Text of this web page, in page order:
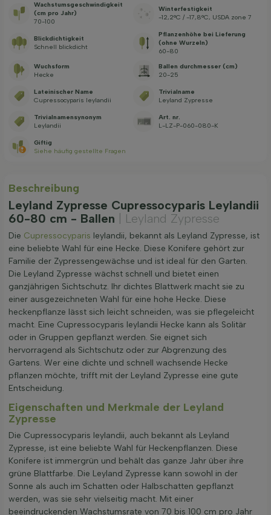
Wachstums­geschwindig­keit
(cm pro Jahr)
70-100
Winterfestigkeit
-12,2°C / -17,8°C, USDA zone 7
Blickdichtigkeit
Schnell blickdicht
Pflanzenhöhe bei Lieferung
(ohne Wurzeln)
60-80
Wuchsform
Hecke
Ballen durchmesser (cm)
20-25
Lateinischer Name
Cupressocyparis leylandii
Trivialname
Leyland Zypresse
Trivialnamensynonym
Leylandii
Art. nr.
L-LZ-P-060-080-K
Giftig
Siehe häufig gestellte Fragen
Beschreibung
Leyland Zypresse Cupressocyparis Leylandii
60-80 cm - Ballen
| Leyland Zypresse
Die Cupressocyparis leylandii, bekannt als Leyland Zypresse, ist
eine beliebte Wahl für eine Hecke. Diese Konifere gehört zur
Familie der Zypressengewächse und ist ideal für den Garten.
Die Leyland Zypresse wächst schnell und bietet einen
ganzjährigen Sichtschutz. Ihr dichtes Blattwerk macht sie zu
einer ausgezeichneten Wahl für eine hohe Hecke. Diese
heckenpflanze lässt sich leicht schneiden, was sie pflegeleicht
macht. Eine Cupressocyparis leylandii Hecke kann als Solitär
oder in Gruppen gepflanzt werden. Sie eignet sich
hervorragend als Sichtschutz oder zur Abgrenzung des
Gartens. Wer eine dichte und schnell wachsende Hecke
pflanzen möchte, trifft mit der Leyland Zypresse eine gute
Entscheidung.
Eigenschaften und Merkmale der Leyland
Zypresse
Die Cupressocyparis leylandii, auch bekannt als Leyland
Zypresse, ist eine beliebte Wahl für Heckenpflanzen. Diese
Konifere ist immergrün und behält das ganze Jahr über ihre
grüne Blattfarbe. Die Leyland Zypresse kann sowohl in der
Sonne als auch im Schatten oder Halbschatten gepflanzt
werden, was sie sehr vielseitig macht. Mit einer
beeindruckenden Wachstumsrate von 70 bis 100 cm pro Jahr